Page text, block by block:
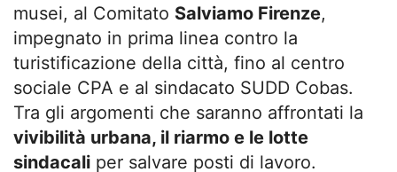
musei, al Comitato Salviamo Firenze,
impegnato in prima linea contro la
turistificazione della città, fino al centro
sociale CPA e al sindacato SUDD Cobas.
Tra gli argomenti che saranno affrontati la
vivibilità urbana, il riarmo e le lotte
sindacali per salvare posti di lavoro.